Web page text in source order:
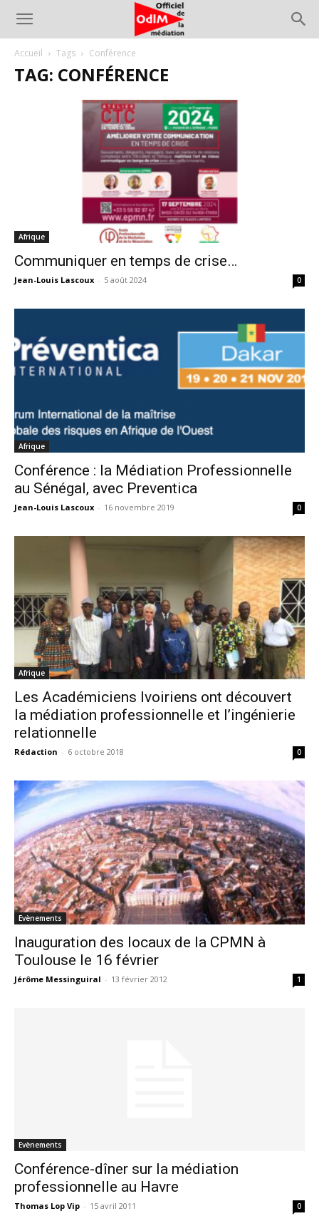
Accueil Tags Conférence
TAG: CONFÉRENCE
Afrique
Communiquer en temps de crise…
Jean-Louis Lascoux - 5 août 2024 0
Afrique
Conférence : la Médiation Professionnelle
au Sénégal, avec Preventica
Jean-Louis Lascoux - 16 novembre 2019 0
Afrique
Les Académiciens Ivoiriens ont découvert
la médiation professionnelle et l’ingénierie
relationnelle
Rédaction - 6 octobre 2018 0
Evènements
Inauguration des locaux de la CPMN à
Toulouse le 16 février
Jérôme Messinguiral - 13 février 2012 1
Evènements
Conférence-dîner sur la médiation
professionnelle au Havre
Thomas Lop Vip - 15 avril 2011 0